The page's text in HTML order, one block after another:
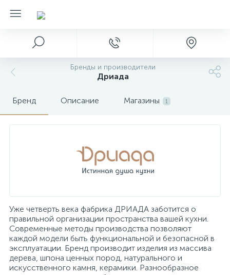
Бренды и производители
Дриада
Бренд Описание Магазины 1
Уже четверть века фабрика ДРИАДА заботится о
правильной организации пространства вашей кухни.
Современные методы производства позволяют
каждой модели быть функциональной и безопасной в
эксплуатации. Бренд производит изделия из массива
дерева, шпона ценных пород, натурального и
искусственного камня, керамики. Разнообразное